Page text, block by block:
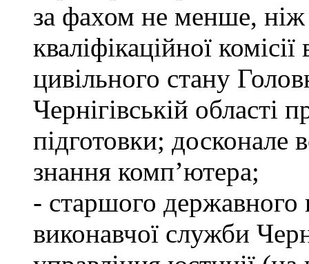
за фахом не менше, ніж
кваліфікаційної комісії
цивільного стану
Чернігівській області
підготовки;
знання комп’ютера;
- старшого державного
виконавчої служби